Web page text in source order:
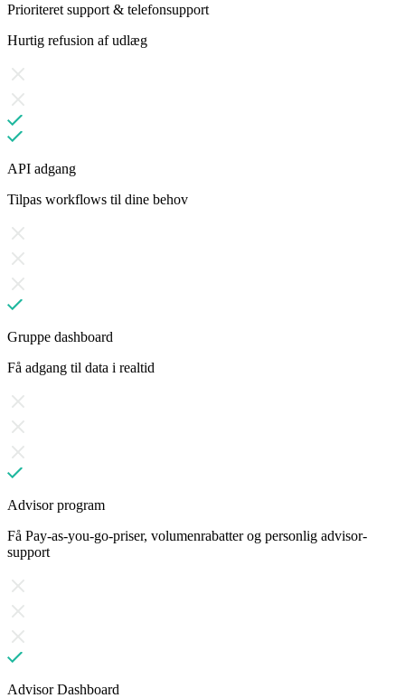
Prioriteret support & telefonsupport
Hurtig refusion af udlæg
API adgang
Tilpas workflows til dine behov
Gruppe dashboard
Få adgang til data i realtid
Advisor program
Få Pay-as-you-go-priser, volumenrabatter og personlig advisor-
support
Advisor Dashboard